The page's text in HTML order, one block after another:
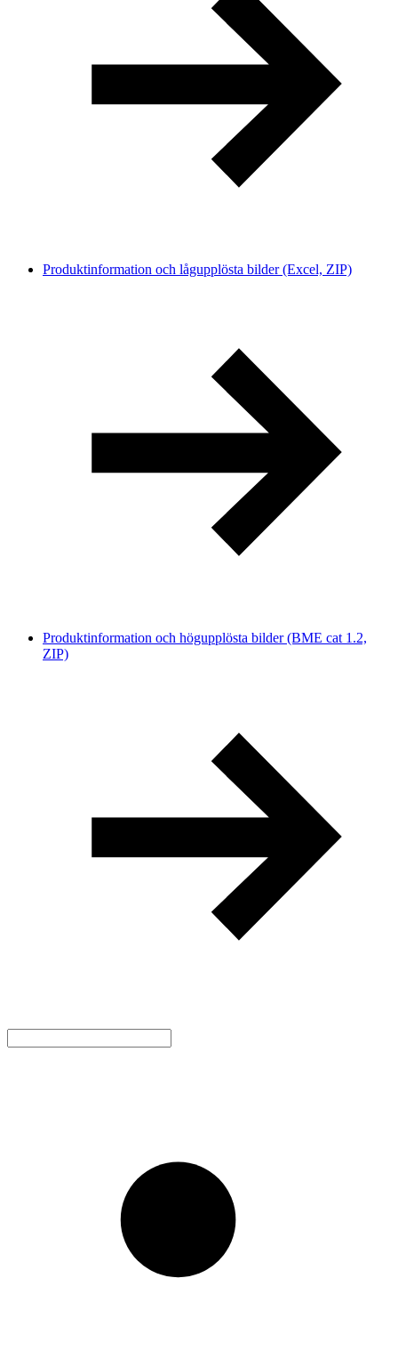
Produktinformation och lågupplösta bilder (Excel, ZIP)
Produktinformation och högupplösta bilder (BME cat 1.2,
ZIP)